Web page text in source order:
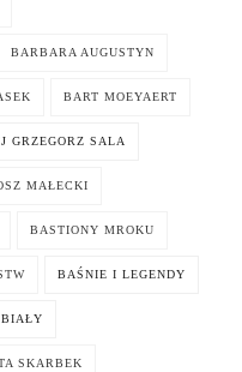
BARBARA AUGUSTYN
BART MOEYAERT
GRZEGORZ SALA
MAŁECKI
BASTIONY MROKU
BAŚNIE I LEGENDY
BIAŁY
SKARBEK